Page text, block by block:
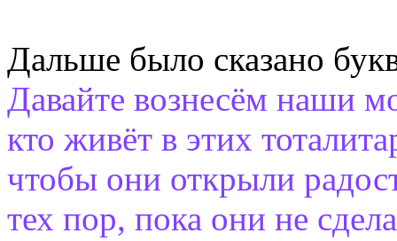
Дальше было сказано
Давайте вознесём наши
кто живёт в этих
чтобы они открыли
тех пор, пока они не